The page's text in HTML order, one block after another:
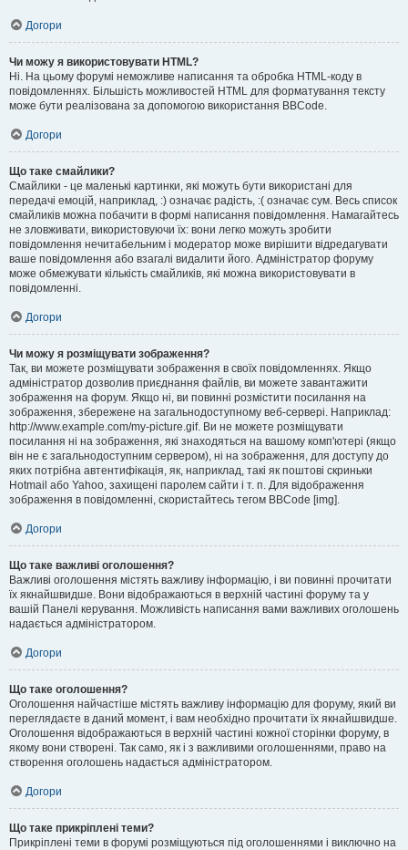
Догори
Чи можу я використовувати HTML?
Ні. На цьому форумі неможливе написання та обробка HTML-коду в
повідомленнях. Більшість можливостей HTML для форматування тексту
може бути реалізована за допомогою використання BBCode.
Догори
Що таке смайлики?
Смайлики - це маленькі картинки, які можуть бути використані для
передачі емоцій, наприклад, :) означає радість, :( означає сум. Весь список
смайликів можна побачити в формі написання повідомлення. Намагайтесь
не зловживати, використовуючи їх: вони легко можуть зробити
повідомлення нечитабельним і модератор може вирішити відредагувати
ваше повідомлення або взагалі видалити його. Адміністратор форуму
може обмежувати кількість смайликів, які можна використовувати в
повідомленні.
Догори
Чи можу я розміщувати зображення?
Так, ви можете розміщувати зображення в своїх повідомленнях. Якщо
адміністратор дозволив приєднання файлів, ви можете завантажити
зображення на форум. Якщо ні, ви повинні розмістити посилання на
зображення, збережене на загальнодоступному веб-сервері. Наприклад:
http://www.example.com/my-picture.gif. Ви не можете розміщувати
посилання ні на зображення, які знаходяться на вашому комп'ютері (якщо
він не є загальнодоступним сервером), ні на зображення, для доступу до
яких потрібна автентифікація, як, наприклад, такі як поштові скриньки
Hotmail або Yahoo, захищені паролем сайти і т. п. Для відображення
зображення в повідомленні, скористайтесь тегом BBCode [img].
Догори
Що таке важливі оголошення?
Важливі оголошення містять важливу інформацію, і ви повинні прочитати
їх якнайшвидше. Вони відображаються в верхній частині форуму та у
вашій Панелі керування. Можливість написання вами важливих оголошень
надається адміністратором.
Догори
Що таке оголошення?
Оголошення найчастіше містять важливу інформацію для форуму, який ви
переглядаєте в даний момент, і вам необхідно прочитати їх якнайшвидше.
Оголошення відображаються в верхній частині кожної сторінки форуму, в
якому вони створені. Так само, як і з важливими оголошеннями, право на
створення оголошень надається адміністратором.
Догори
Що таке прикріплені теми?
Прикріплені теми в форумі розміщуються під оголошеннями і виключно на